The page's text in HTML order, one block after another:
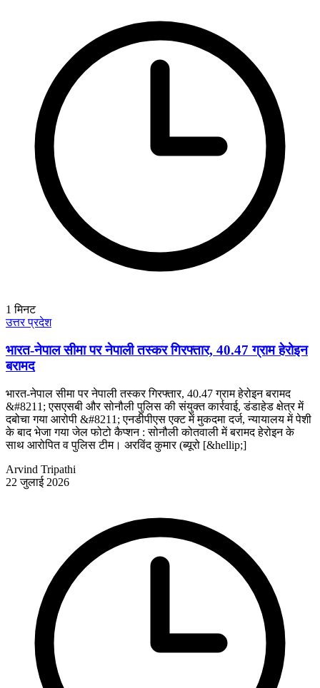
1 मिनट
उत्तर प्रदेश
भारत-नेपाल सीमा पर नेपाली तस्कर गिरफ्तार, 40.47 ग्राम हेरोइन
बरामद
भारत-नेपाल सीमा पर नेपाली तस्कर गिरफ्तार, 40.47 ग्राम हेरोइन बरामद
&#8211; एसएसबी और सोनौली पुलिस की संयुक्त कार्रवाई, डंडाहेड क्षेत्र में
दबोचा गया आरोपी &#8211; एनडीपीएस एक्ट में मुकदमा दर्ज, न्यायालय में पेशी
के बाद भेजा गया जेल फोटो कैप्शन : सोनौली कोतवाली में बरामद हेरोइन के
साथ आरोपित व पुलिस टीम। अरविंद कुमार (ब्यूरो [&hellip;]
Arvind Tripathi
22 जुलाई 2026